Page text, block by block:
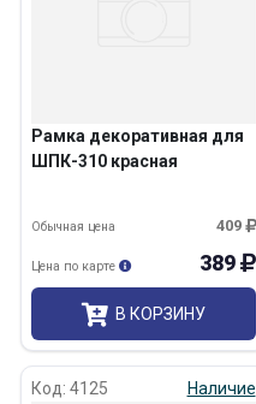
Рамка декоративная для
ШПК-310 красная
409
Обычная цена
389
Цена по карте
В КОРЗИНУ
Код: 4125 Наличие